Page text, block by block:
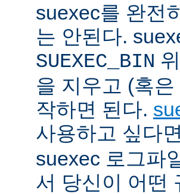
suexec를 완전
는 안된다.
SUEXEC_BIN
을 지우고 (혹
작하면 된다.
사용하고 싶다
suexec 로그파
서 당신이 어떤